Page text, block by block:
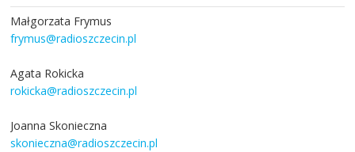
Małgorzata Frymus
frymus@radioszczecin.pl
Agata Rokicka
rokicka@radioszczecin.pl
Joanna Skonieczna
skonieczna@radioszczecin.pl